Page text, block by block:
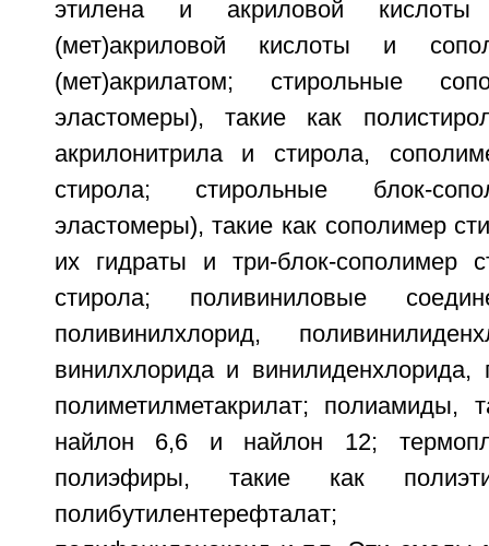
этилена и акриловой
(мет)акриловой кислоты и
(мет)акрилатом; стирольные
эластомеры), такие как
акрилонитрила и стирола,
стирола; стирольные блок-
эластомеры), такие как сополимер
их гидраты и три-блок-сополимер
стирола; поливиниловые
поливинилхлорид,
винилхлорида и винилиденхлорида,
полиметилметакрилат; полиамиды,
найлон 6,6 и найлон 12;
полиэфиры, такие как
полибутилентерефталат;